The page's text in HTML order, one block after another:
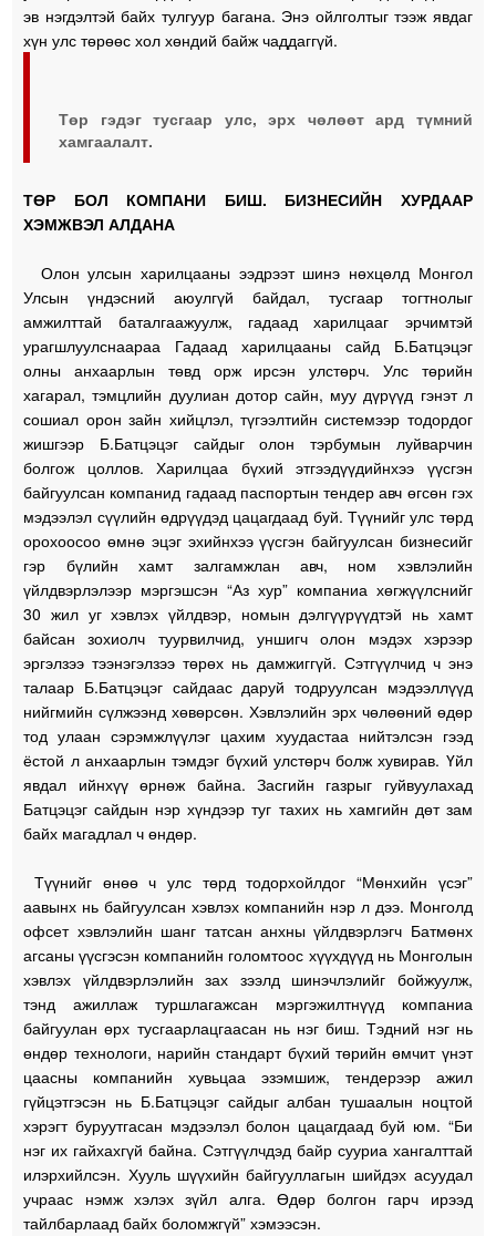
эв нэгдэлтэй байх тулгуур багана. Энэ ойлголтыг тээж явдаг
хүн улс төрөөс хол хөндий байж чаддаггүй.
Төр гэдэг тусгаар улс, эрх чөлөөт ард түмний
хамгаалалт.
ТӨР БОЛ КОМПАНИ БИШ. БИЗНЕСИЙН ХУРДААР
ХЭМЖВЭЛ АЛДАНА
Олон улсын харилцааны ээдрээт шинэ нөхцөлд Монгол
Улсын үндэсний аюулгүй байдал, тусгаар тогтнолыг
амжилттай баталгаажуулж, гадаад харилцааг эрчимтэй
урагшлуулснаараа Гадаад харилцааны сайд Б.Батцэцэг
олны анхаарлын төвд орж ирсэн улстөрч. Улс төрийн
хагарал, тэмцлийн дуулиан дотор сайн, муу дүрүүд гэнэт л
сошиал орон зайн хийцлэл, түгээлтийн системээр тодордог
жишгээр Б.Батцэцэг сайдыг олон тэрбумын луйварчин
болгож цоллов. Харилцаа бүхий этгээдүүдийнхээ үүсгэн
байгуулсан компанид гадаад паспортын тендер авч өгсөн гэх
мэдээлэл сүүлийн өдрүүдэд цацагдаад буй. Түүнийг улс төрд
орохоосоо өмнө эцэг эхийнхээ үүсгэн байгуулсан бизнесийг
гэр бүлийн хамт залгамжлан авч, ном хэвлэлийн
үйлдвэрлэлээр мэргэшсэн “Аз хур” компаниа хөгжүүлснийг
30 жил уг хэвлэх үйлдвэр, номын дэлгүүрүүдтэй нь хамт
байсан зохиолч туурвилчид, уншигч олон мэдэх хэрээр
эргэлзээ тээнэгэлзээ төрөх нь дамжиггүй. Сэтгүүлчид ч энэ
талаар Б.Батцэцэг сайдаас даруй тодруулсан мэдээллүүд
нийгмийн сүлжээнд хөвөрсөн. Хэвлэлийн эрх чөлөөний өдөр
тод улаан сэрэмжлүүлэг цахим хуудастаа нийтэлсэн гээд
ёстой л анхаарлын тэмдэг бүхий улстөрч болж хувирав. Үйл
явдал ийнхүү өрнөж байна. Засгийн газрыг гуйвуулахад
Батцэцэг сайдын нэр хүндээр туг тахих нь хамгийн дөт зам
байх магадлал ч өндөр.
Түүнийг өнөө ч улс төрд тодорхойлдог “Мөнхийн үсэг”
аавынх нь байгуулсан хэвлэх компанийн нэр л дээ. Монголд
офсет хэвлэлийн шанг татсан анхны үйлдвэрлэгч Батмөнх
агсаны үүсгэсэн компанийн голомтоос хүүхдүүд нь Монголын
хэвлэх үйлдвэрлэлийн зах зээлд шинэчлэлийг бойжуулж,
тэнд ажиллаж туршлагажсан мэргэжилтнүүд компаниа
байгуулан өрх тусгаарлацгаасан нь нэг биш. Тэдний нэг нь
өндөр технологи, нарийн стандарт бүхий төрийн өмчит үнэт
цаасны компанийн хувьцаа эзэмшиж, тендерээр ажил
гүйцэтгэсэн нь Б.Батцэцэг сайдыг албан тушаалын ноцтой
хэрэгт буруутгасан мэдээлэл болон цацагдаад буй юм. “Би
нэг их гайхахгүй байна. Сэтгүүлчдэд байр сууриа хангалттай
илэрхийлсэн. Хууль шүүхийн байгууллагын шийдэх асуудал
учраас нэмж хэлэх зүйл алга. Өдөр болгон гарч ирээд
тайлбарлаад байх боломжгүй” хэмээсэн.